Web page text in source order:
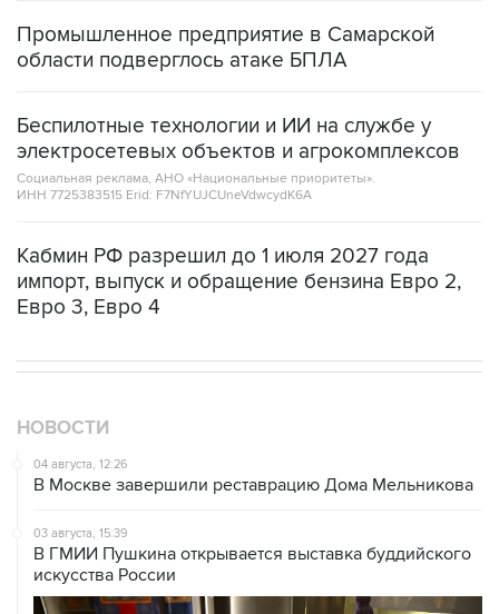
Промышленное предприятие в Самарской
области подверглось атаке БПЛА
Беспилотные технологии и ИИ на службе у
электросетевых объектов и агрокомплексов
Социальная реклама, АНО «Национальные приоритеты».
ИНН 7725383515 Erid: F7NfYUJCUneVdwcydK6A
Кабмин РФ разрешил до 1 июля 2027 года
импорт, выпуск и обращение бензина Евро 2,
Евро 3, Евро 4
НОВОСТИ
04 августа, 12:26
В Москве завершили реставрацию Дома Мельникова
03 августа, 15:39
В ГМИИ Пушкина открывается выставка буддийского
искусства России